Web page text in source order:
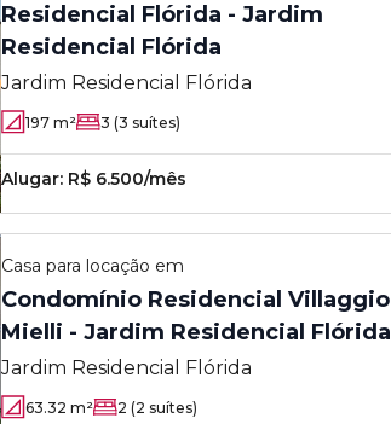
Residencial Flórida - Jardim
Residencial Flórida
Jardim Residencial Flórida
197 m² 3 (3 suítes)
Alugar: R$ 6.500/mês
Casa para locação em
Condomínio Residencial Villaggio
Mielli - Jardim Residencial Flórida
Jardim Residencial Flórida
63.32 m² 2 (2 suítes)